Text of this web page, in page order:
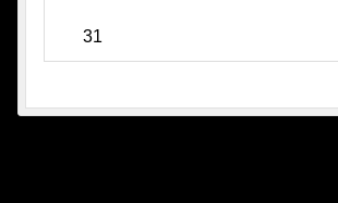
31